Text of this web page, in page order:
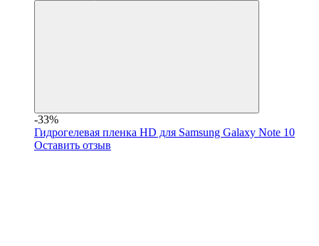
-33%
Гидрогелевая пленка HD для Samsung Galaxy Note 10
Оставить отзыв